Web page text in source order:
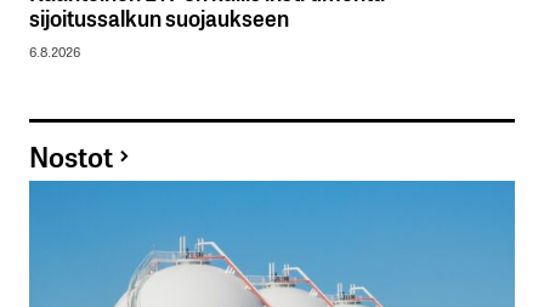
sijoitussalkun suojaukseen
6.8.2026
Nostot